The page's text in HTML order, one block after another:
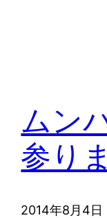
ムン
参り
2014年8月4日